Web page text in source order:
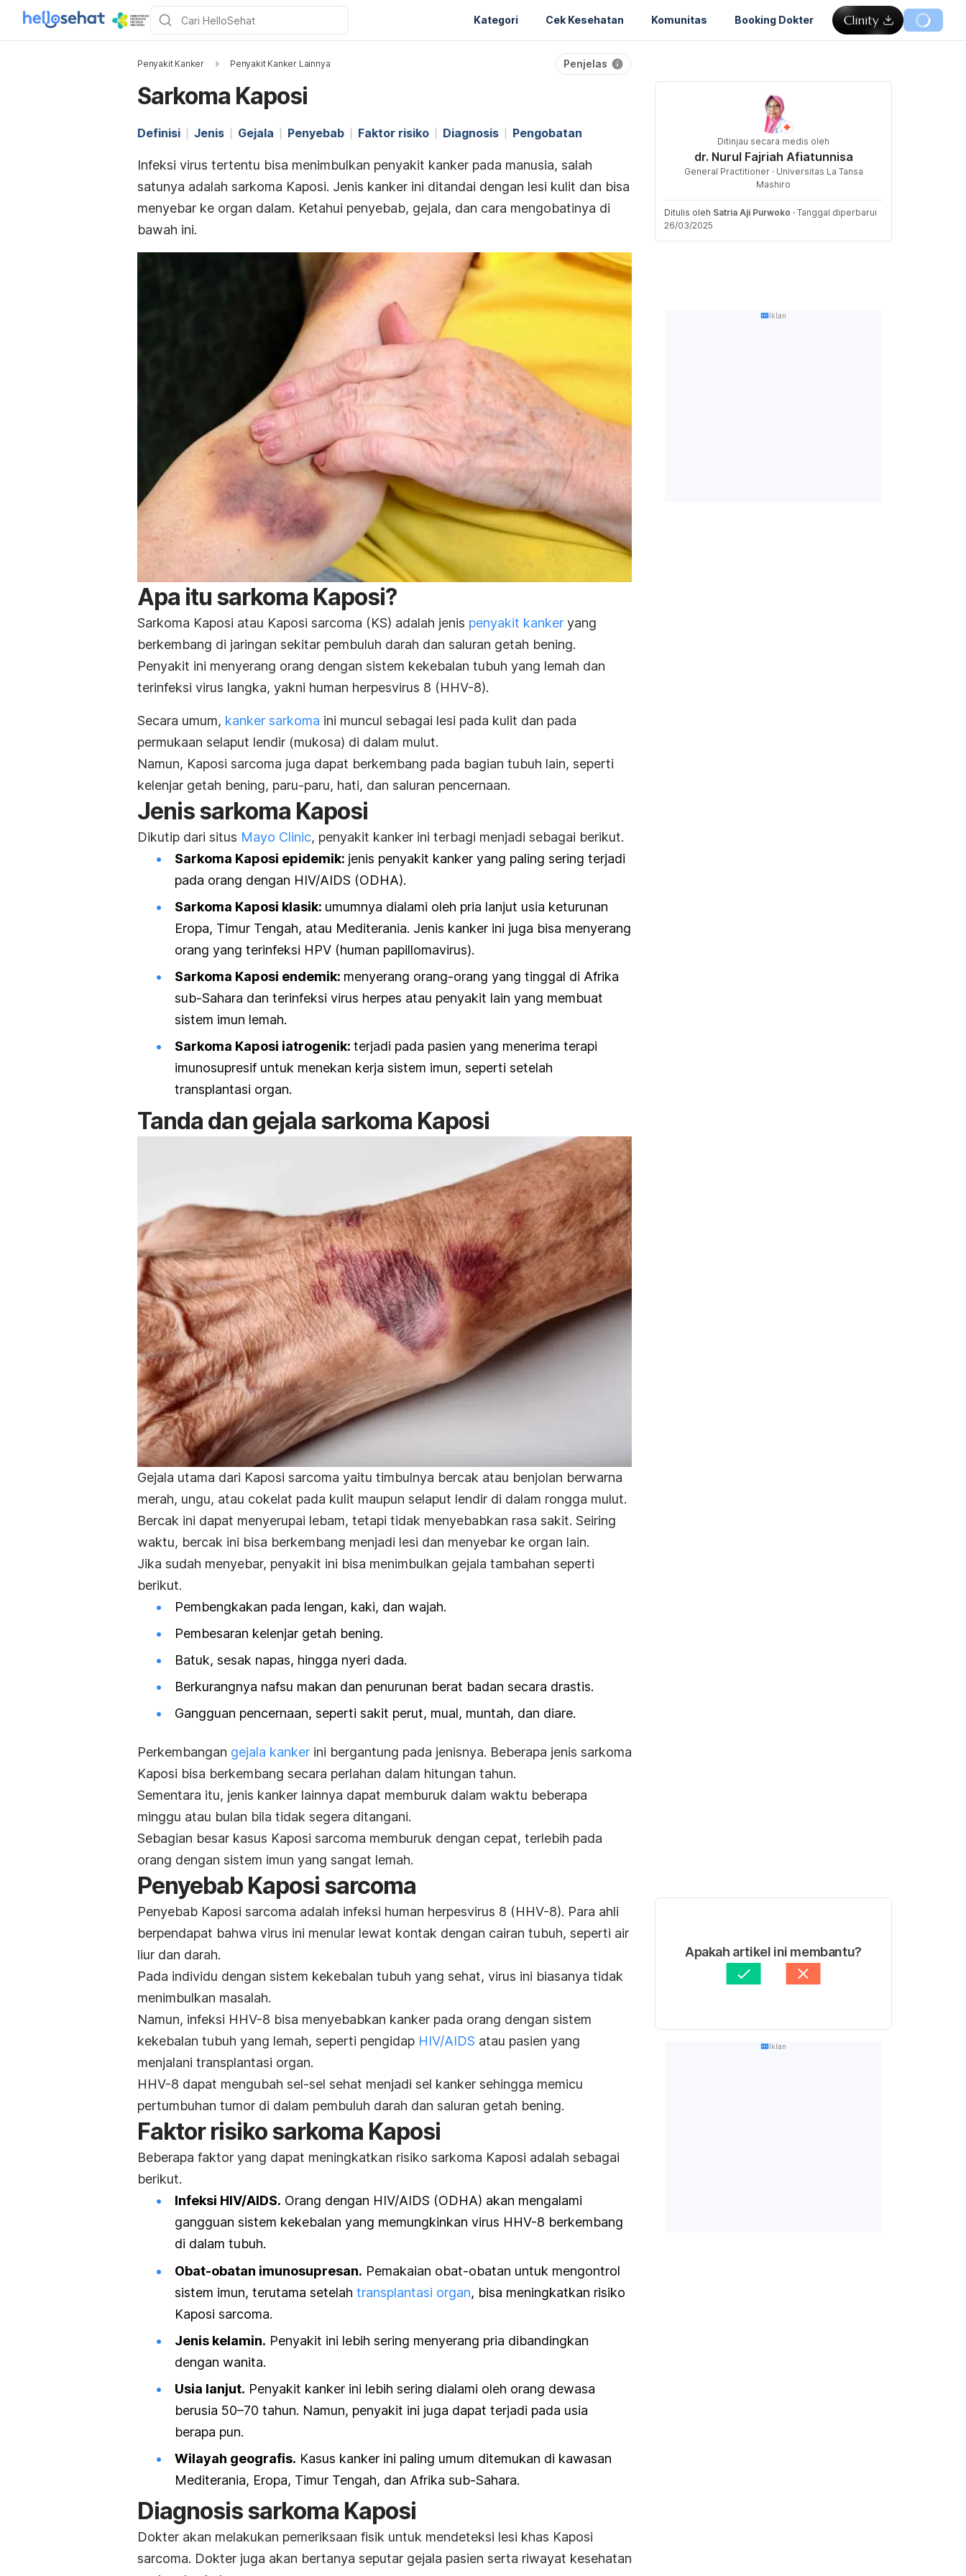
Kategori Cek Kesehatan Komunitas Booking Dokter
Penyakit Kanker Penyakit Kanker Lainnya Penjelas
Sarkoma Kaposi
Definisi Jenis Gejala Penyebab Faktor risiko Diagnosis Pengobatan
Infeksi virus tertentu bisa menimbulkan penyakit kanker pada manusia, salah
satunya adalah sarkoma Kaposi. Jenis kanker ini ditandai dengan lesi kulit dan bisa
menyebar ke organ dalam. Ketahui penyebab, gejala, dan cara mengobatinya di
bawah ini.
Apa itu sarkoma Kaposi?
Sarkoma Kaposi atau Kaposi sarcoma (KS) adalah jenis penyakit kanker yang
berkembang di jaringan sekitar pembuluh darah dan saluran getah bening.
Penyakit ini menyerang orang dengan sistem kekebalan tubuh yang lemah dan
terinfeksi virus langka, yakni human herpesvirus 8 (HHV-8).
Secara umum, kanker sarkoma ini muncul sebagai lesi pada kulit dan pada
permukaan selaput lendir (mukosa) di dalam mulut.
Namun, Kaposi sarcoma juga dapat berkembang pada bagian tubuh lain, seperti
kelenjar getah bening, paru-paru, hati, dan saluran pencernaan.
Jenis sarkoma Kaposi
Dikutip dari situs Mayo Clinic, penyakit kanker ini terbagi menjadi sebagai berikut.
Sarkoma Kaposi epidemik: jenis penyakit kanker yang paling sering terjadi
pada orang dengan HIV/AIDS (ODHA).
Sarkoma Kaposi klasik: umumnya dialami oleh pria lanjut usia keturunan
Eropa, Timur Tengah, atau Mediterania. Jenis kanker ini juga bisa menyerang
orang yang terinfeksi HPV (human papillomavirus).
Sarkoma Kaposi endemik: menyerang orang-orang yang tinggal di Afrika
sub-Sahara dan terinfeksi virus herpes atau penyakit lain yang membuat
sistem imun lemah.
Sarkoma Kaposi iatrogenik: terjadi pada pasien yang menerima terapi
imunosupresif untuk menekan kerja sistem imun, seperti setelah
transplantasi organ.
Tanda dan gejala sarkoma Kaposi
Gejala utama dari Kaposi sarcoma yaitu timbulnya bercak atau benjolan berwarna
merah, ungu, atau cokelat pada kulit maupun selaput lendir di dalam rongga mulut.
Bercak ini dapat menyerupai lebam, tetapi tidak menyebabkan rasa sakit. Seiring
waktu, bercak ini bisa berkembang menjadi lesi dan menyebar ke organ lain.
Jika sudah menyebar, penyakit ini bisa menimbulkan gejala tambahan seperti
berikut.
Pembengkakan pada lengan, kaki, dan wajah.
Pembesaran kelenjar getah bening.
Batuk, sesak napas, hingga nyeri dada.
Berkurangnya nafsu makan dan penurunan berat badan secara drastis.
Gangguan pencernaan, seperti sakit perut, mual, muntah, dan diare.
Perkembangan gejala kanker ini bergantung pada jenisnya. Beberapa jenis sarkoma
Kaposi bisa berkembang secara perlahan dalam hitungan tahun.
Sementara itu, jenis kanker lainnya dapat memburuk dalam waktu beberapa
minggu atau bulan bila tidak segera ditangani.
Sebagian besar kasus Kaposi sarcoma memburuk dengan cepat, terlebih pada
orang dengan sistem imun yang sangat lemah.
Penyebab Kaposi sarcoma
Penyebab Kaposi sarcoma adalah infeksi human herpesvirus 8 (HHV-8). Para ahli
berpendapat bahwa virus ini menular lewat kontak dengan cairan tubuh, seperti air
liur dan darah.
Pada individu dengan sistem kekebalan tubuh yang sehat, virus ini biasanya tidak
menimbulkan masalah.
Namun, infeksi HHV-8 bisa menyebabkan kanker pada orang dengan sistem
kekebalan tubuh yang lemah, seperti pengidap HIV/AIDS atau pasien yang
menjalani transplantasi organ.
HHV-8 dapat mengubah sel-sel sehat menjadi sel kanker sehingga memicu
pertumbuhan tumor di dalam pembuluh darah dan saluran getah bening.
Faktor risiko sarkoma Kaposi
Beberapa faktor yang dapat meningkatkan risiko sarkoma Kaposi adalah sebagai
berikut.
Infeksi HIV/AIDS. Orang dengan HIV/AIDS (ODHA) akan mengalami
gangguan sistem kekebalan yang memungkinkan virus HHV-8 berkembang
di dalam tubuh.
Obat-obatan imunosupresan. Pemakaian obat-obatan untuk mengontrol
sistem imun, terutama setelah transplantasi organ, bisa meningkatkan risiko
Kaposi sarcoma.
Jenis kelamin. Penyakit ini lebih sering menyerang pria dibandingkan
dengan wanita.
Usia lanjut. Penyakit kanker ini lebih sering dialami oleh orang dewasa
berusia 50–70 tahun. Namun, penyakit ini juga dapat terjadi pada usia
berapa pun.
Wilayah geografis. Kasus kanker ini paling umum ditemukan di kawasan
Mediterania, Eropa, Timur Tengah, dan Afrika sub-Sahara.
Diagnosis sarkoma Kaposi
Dokter akan melakukan pemeriksaan fisik untuk mendeteksi lesi khas Kaposi
sarcoma. Dokter juga akan bertanya seputar gejala pasien serta riwayat kesehatan
Ditinjau secara medis oleh
dr. Nurul Fajriah Afiatunnisa
General Practitioner · Universitas La Tansa
Mashiro
Ditulis oleh Satria Aji Purwoko · Tanggal diperbarui
26/03/2025
Iklan
Apakah artikel ini membantu?
Iklan